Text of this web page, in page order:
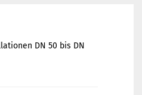
DN 50 bis DN